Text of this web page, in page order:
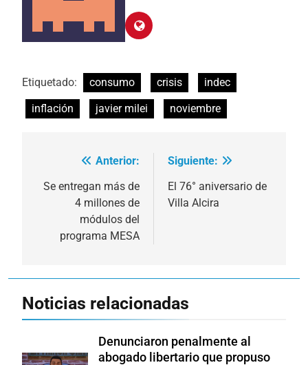
Etiquetado: consumo crisis
indec
inflación
javier milei noviembre
Navegación
de
entradas
Anterior:
Se entregan más de
4 millones de
módulos del
programa MESA
Siguiente:
El 76° aniversario de
Villa Alcira
Noticias relacionadas
Denunciaron penalmente al
abogado libertario que propuso